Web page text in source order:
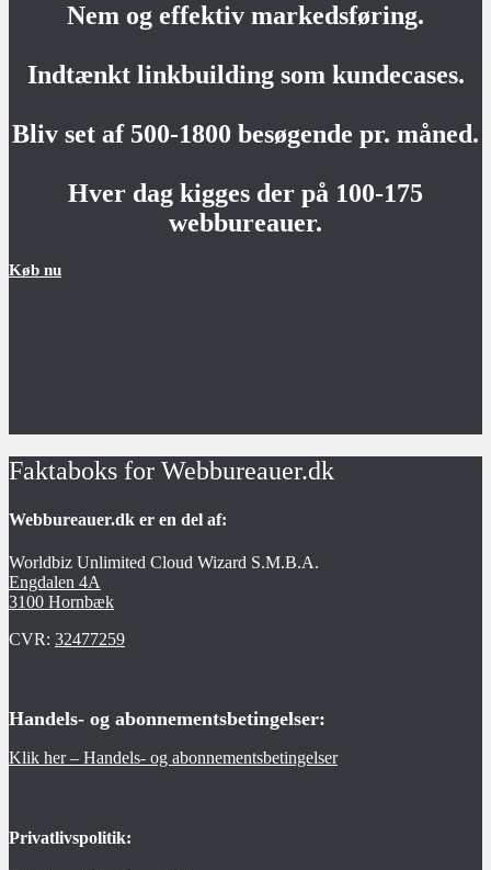
Nem og effektiv markedsføring.
Indtænkt linkbuilding som kundecases.
Bliv set af 500-1800 besøgende pr. måned.
Hver dag kigges der på 100-175
webbureauer.
Køb nu
Faktaboks for Webbureauer.dk
Webbureauer.dk er en del af:
Worldbiz Unlimited Cloud Wizard S.M.B.A.
Engdalen 4A
3100 Hornbæk
CVR: 32477259
Handels- og abonnementsbetingelser:
Klik her – Handels- og abonnementsbetingelser
Privatlivspolitik: